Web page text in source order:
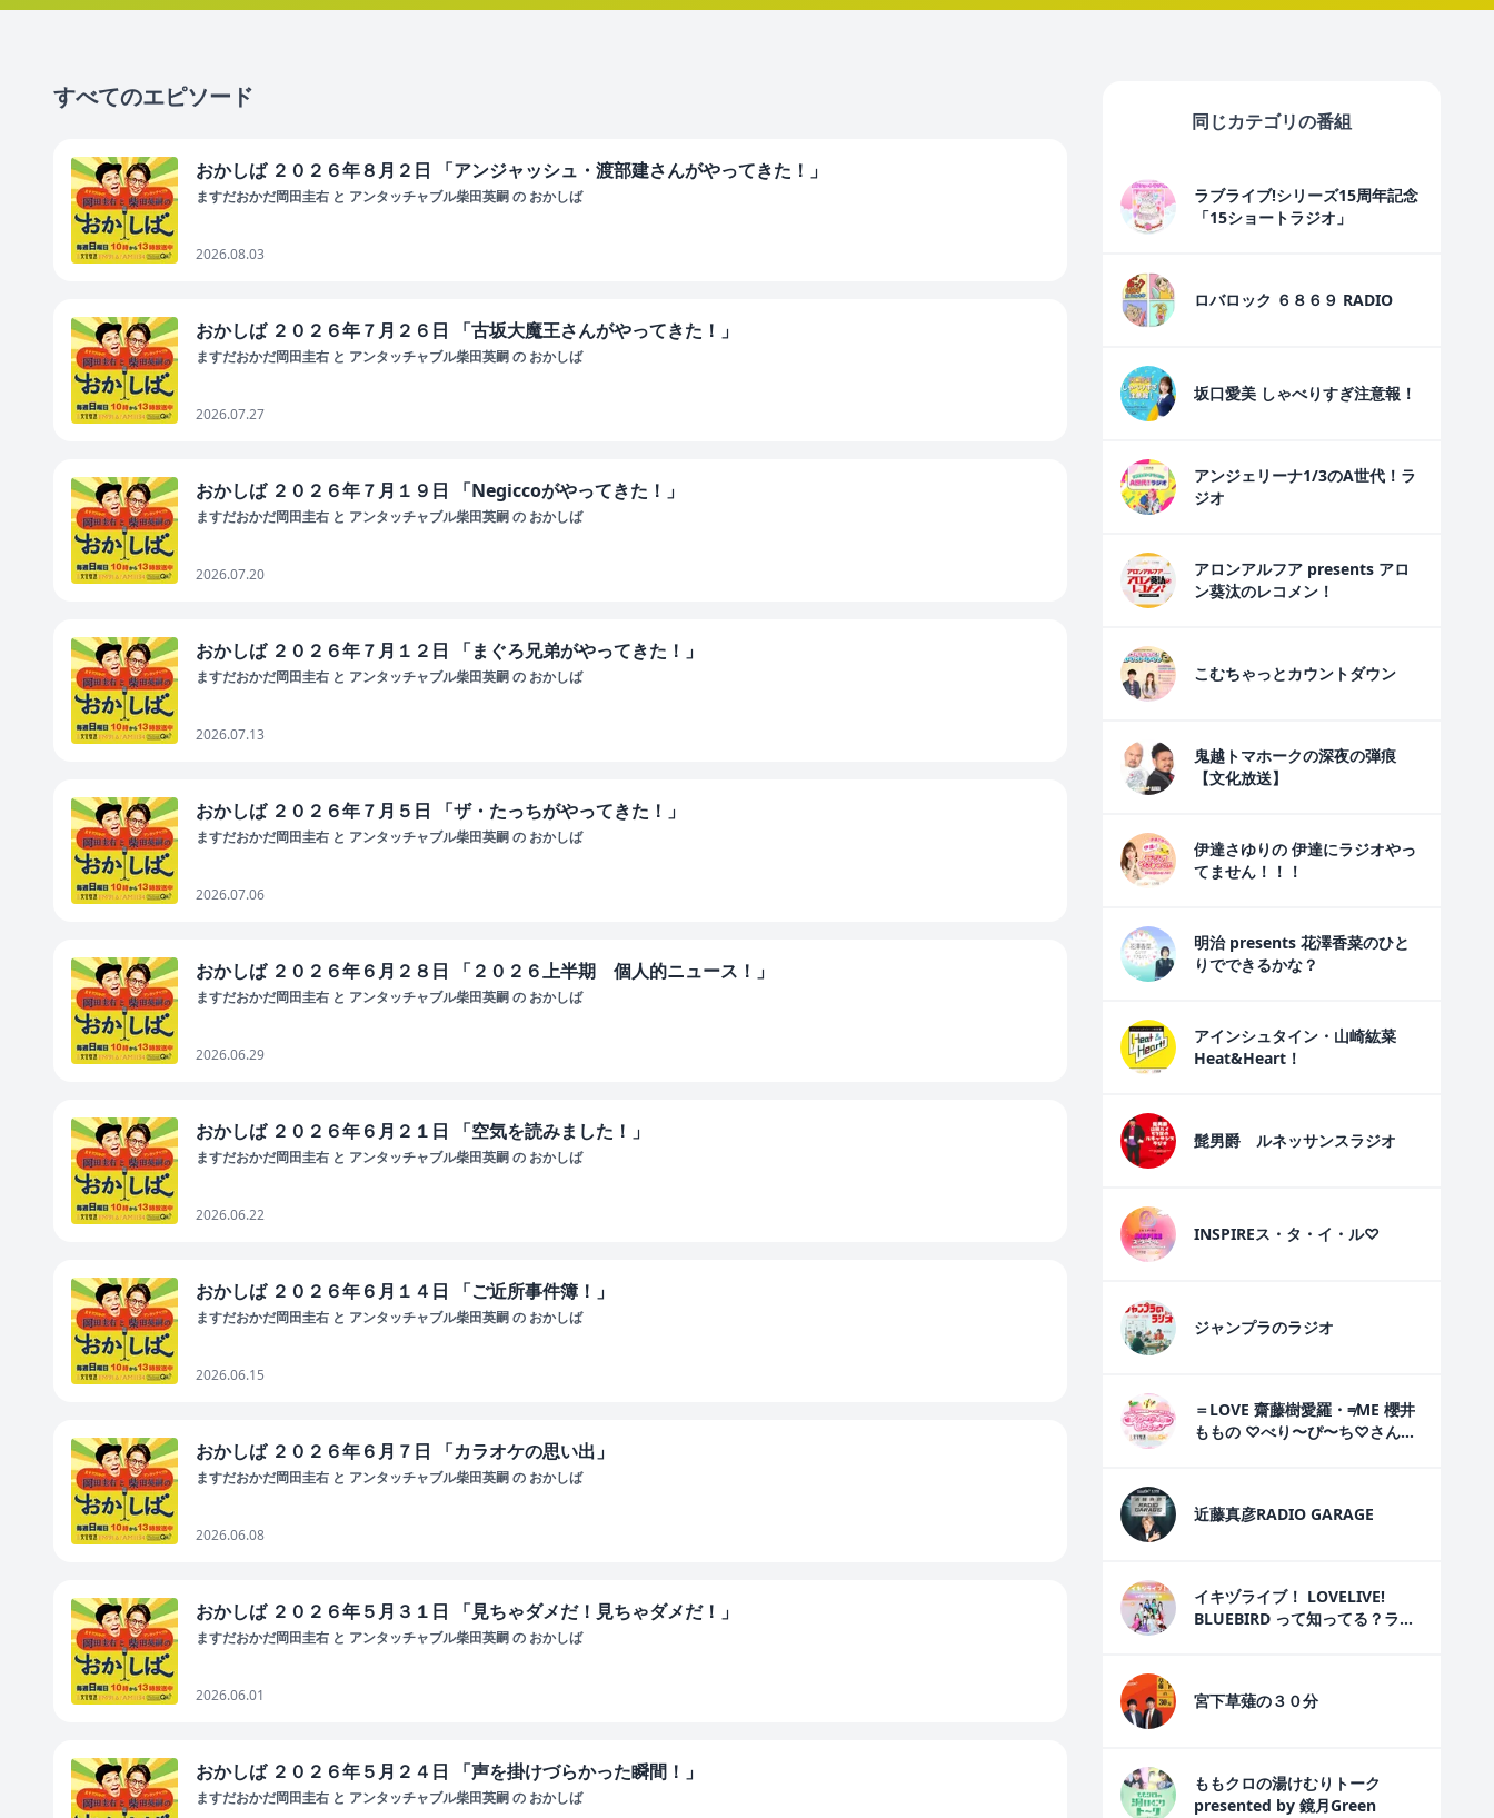
すべてのエピソード
おかしば ２０２６年８月２日 「アンジャッシュ・渡部建さんがやってきた！」
ますだおかだ岡田圭右 と アンタッチャブル柴田英嗣 の おかしば
2026.08.03
おかしば ２０２６年７月２６日 「古坂大魔王さんがやってきた！」
ますだおかだ岡田圭右 と アンタッチャブル柴田英嗣 の おかしば
2026.07.27
おかしば ２０２６年７月１９日 「Negiccoがやってきた！」
ますだおかだ岡田圭右 と アンタッチャブル柴田英嗣 の おかしば
2026.07.20
おかしば ２０２６年７月１２日 「まぐろ兄弟がやってきた！」
ますだおかだ岡田圭右 と アンタッチャブル柴田英嗣 の おかしば
2026.07.13
おかしば ２０２６年７月５日 「ザ・たっちがやってきた！」
ますだおかだ岡田圭右 と アンタッチャブル柴田英嗣 の おかしば
2026.07.06
おかしば ２０２６年６月２８日 「２０２６上半期 個人的ニュース！」
ますだおかだ岡田圭右 と アンタッチャブル柴田英嗣 の おかしば
2026.06.29
おかしば ２０２６年６月２１日 「空気を読みました！」
ますだおかだ岡田圭右 と アンタッチャブル柴田英嗣 の おかしば
2026.06.22
おかしば ２０２６年６月１４日 「ご近所事件簿！」
ますだおかだ岡田圭右 と アンタッチャブル柴田英嗣 の おかしば
2026.06.15
おかしば ２０２６年６月７日 「カラオケの思い出」
ますだおかだ岡田圭右 と アンタッチャブル柴田英嗣 の おかしば
2026.06.08
おかしば ２０２６年５月３１日 「見ちゃダメだ！見ちゃダメだ！」
ますだおかだ岡田圭右 と アンタッチャブル柴田英嗣 の おかしば
2026.06.01
おかしば ２０２６年５月２４日 「声を掛けづらかった瞬間！」
ますだおかだ岡田圭右 と アンタッチャブル柴田英嗣 の おかしば
同じカテゴリの番組
ラブライブ!シリーズ15周年記念
「15ショートラジオ」
ロバロック ６８６９ RADIO
坂口愛美 しゃべりすぎ注意報！
アンジェリーナ1/3のA世代！ラ
ジオ
アロンアルフア presents アロ
ン葵汰のレコメン！
こむちゃっとカウントダウン
鬼越トマホークの深夜の弾痕
【文化放送】
伊達さゆりの 伊達にラジオやっ
てません！！！
明治 presents 花澤香菜のひと
りでできるかな？
アインシュタイン・山崎紘菜
Heat&Heart！
髭男爵 ルネッサンスラジオ
INSPIREス・タ・イ・ル♡
ジャンプラのラジオ
＝LOVE 齋藤樹愛羅・≠ME 櫻井
ももの ♡べり〜ぴ〜ち♡さん
近藤真彦RADIO GARAGE
イキヅライブ！ LOVELIVE!
BLUEBIRD って知ってる？ラジ
宮下草薙の３０分
ももクロの湯けむりトーク
presented by 鏡月Green